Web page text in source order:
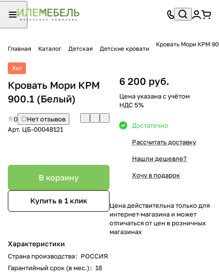
Главная Каталог Детская Детские кровати
Кровать Мори КРМ
Хит
Кровать Мори КРМ
900.1 (Белый)
0
Нет отзывов
Арт. ЦБ-00048121
В корзину
Купить в 1 клик
Характеристики
Страна производства: РОССИЯ
Гарантийный срок (в мес.): 18
6 200 руб.
Цена указана с учётом
НДС 5%
Достаточно
Рассчитать доставку
Нашли дешевле?
Хочу в подарок
Цена действительна только для
интернет-магазина и может
отличаться от цен в розничных
магазинах